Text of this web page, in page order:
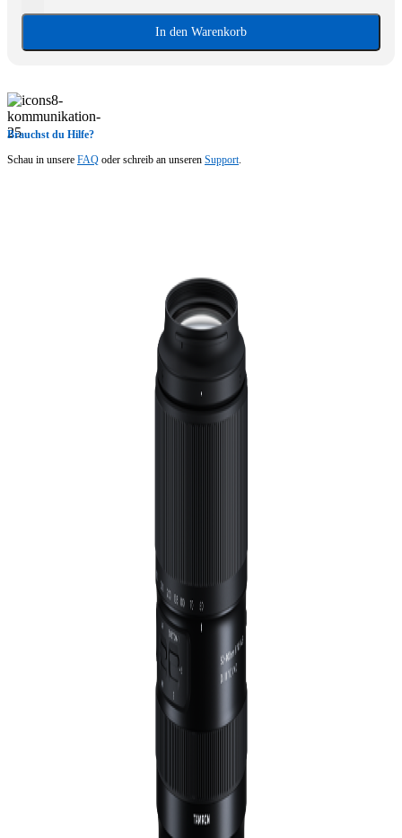
In den Warenkorb
Brauchst du Hilfe?
Schau in unsere FAQ oder schreib an unseren Support.